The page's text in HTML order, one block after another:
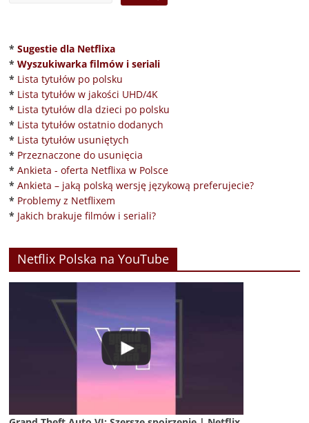
* Sugestie dla Netflixa
* Wyszukiwarka filmów i seriali
* Lista tytułów po polsku
* Lista tytułów w jakości UHD/4K
* Lista tytułów dla dzieci po polsku
* Lista tytułów ostatnio dodanych
* Lista tytułów usuniętych
* Przeznaczone do usunięcia
* Ankieta - oferta Netflixa w Polsce
* Ankieta – jaką polską wersję językową preferujecie?
* Problemy z Netflixem
* Jakich brakuje filmów i seriali?
Netflix Polska na YouTube